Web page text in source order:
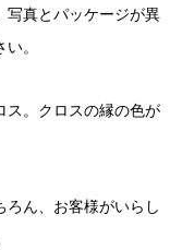
真とパッケージが異
。
ス。クロスの縁の色が
ろん、お客様がいらし